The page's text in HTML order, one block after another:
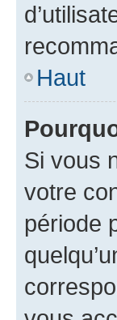
Haut
Si vous
votre
période